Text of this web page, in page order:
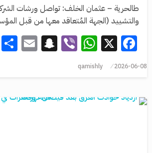
طالحرية – عثمان الخلف: تواصل ورشات الشركة
والتشييد (الجهة المُتعاقد معها من قبل
Facebook
X
WhatsApp
Viber
2026-06-08
qamishly